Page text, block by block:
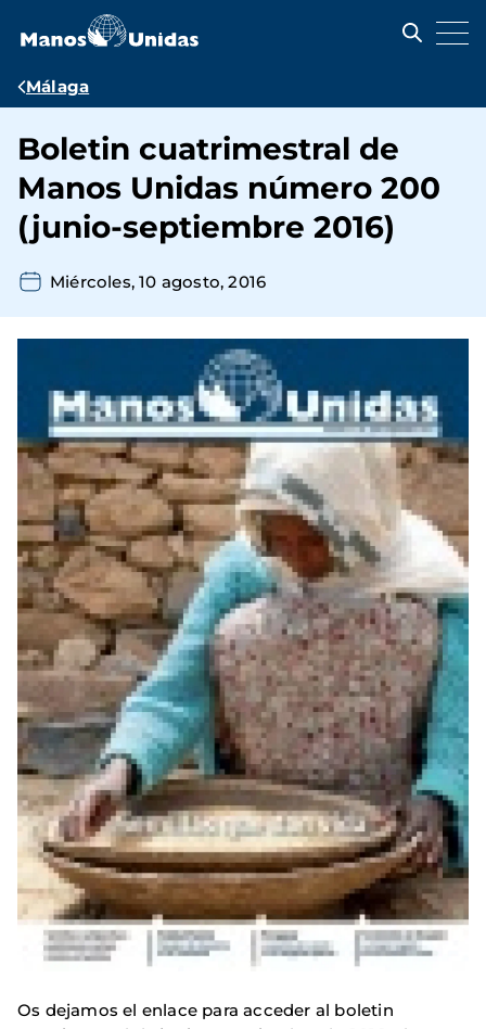
contenido
Ruta
navegación
Málaga
Boletin cuatrimestral de
Manos Unidas número 200
(junio-septiembre 2016)
Miércoles, 10 agosto, 2016
Os dejamos el enlace para acceder al boletin